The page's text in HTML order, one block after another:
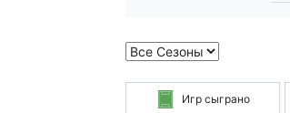
Игр сыграно